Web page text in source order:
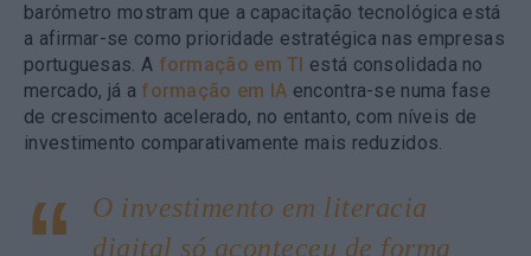
barómetro mostram que a capacitação tecnológica está
a afirmar-se como prioridade estratégica nas empresas
portuguesas. A formação em TI está consolidada no
mercado, já a formação em IA encontra-se numa fase
de crescimento acelerado, no entanto, com níveis de
investimento comparativamente mais reduzidos.
O investimento em literacia
digital só aconteceu de forma